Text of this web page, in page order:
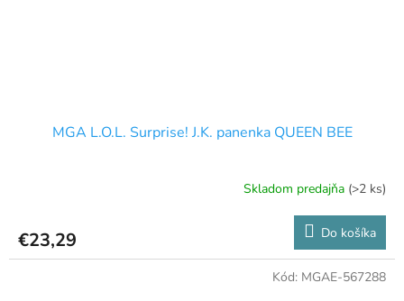
MGA L.O.L. Surprise! J.K. panenka QUEEN BEE
Skladom predajňa (>2 ks)
€23,29 Do košíka
Kód: MGAE-567288